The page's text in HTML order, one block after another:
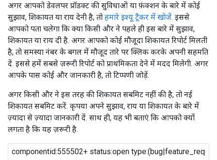
अगर आपको डेवलपर प्रॉडक्ट की सुविधाओं या फ़ंक्शन के बारे में कोई
सुझाव, शिकायत या राय देनी है, तो हमारे इश्यू ट्रैकर में खोजें. इससे
आपको पता चलेगा कि क्या किसी और ने पहले ही इस बारे में सुझाव,
शिकायत या राय दी है. अगर आपको कोई मौजूदा शिकायत रिपोर्ट मिलती
है, तो समस्या नंबर के बगल में मौजूद तारे पर क्लिक करके अपनी सहमति
दें. इससे हमें सबसे ज़रूरी रिपोर्ट को प्राथमिकता देने में मदद मिलेगी. अगर
आपके पास कोई और जानकारी है, तो टिप्पणी जोड़ें.
अगर किसी और ने इस तरह की शिकायत सबमिट नहीं की है, तो नई
शिकायत सबमिट करें. कृपया अपने सुझाव, राय या शिकायत के बारे में
ज़्यादा से ज़्यादा जानकारी दें. साथ ही, यह भी बताएं कि आपको क्यों
लगता है कि यह ज़रूरी है.